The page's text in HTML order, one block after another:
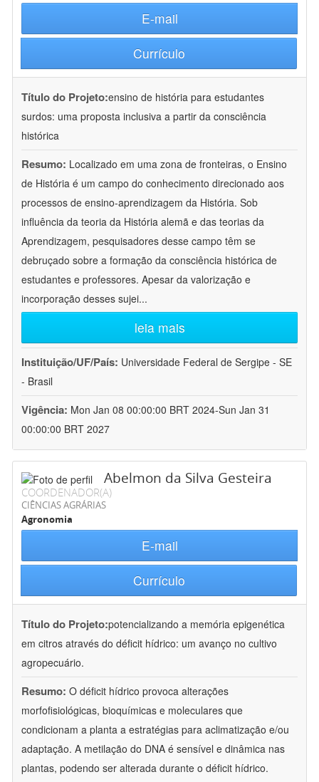
E-mail
Currículo
Título do Projeto:ensino de história para estudantes
surdos: uma proposta inclusiva a partir da consciência
histórica
Resumo: Localizado em uma zona de fronteiras, o Ensino
de História é um campo do conhecimento direcionado aos
processos de ensino-aprendizagem da História. Sob
influência da teoria da História alemã e das teorias da
Aprendizagem, pesquisadores desse campo têm se
debruçado sobre a formação da consciência histórica de
estudantes e professores. Apesar da valorização e
incorporação desses sujei...
leia mais
Instituição/UF/País: Universidade Federal de Sergipe - SE
- Brasil
Vigência: Mon Jan 08 00:00:00 BRT 2024-Sun Jan 31
00:00:00 BRT 2027
Abelmon da Silva Gesteira
COORDENADOR(A)
CIÊNCIAS AGRÁRIAS
Agronomia
E-mail
Currículo
Título do Projeto:potencializando a memória epigenética
em citros através do déficit hídrico: um avanço no cultivo
agropecuário.
Resumo: O déficit hídrico provoca alterações
morfofisiológicas, bioquímicas e moleculares que
condicionam a planta a estratégias para aclimatização e/ou
adaptação. A metilação do DNA é sensível e dinâmica nas
plantas, podendo ser alterada durante o déficit hídrico.